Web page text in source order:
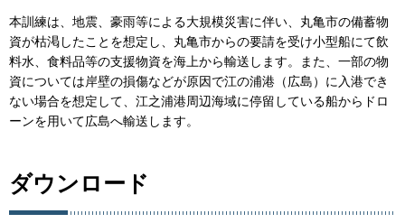
本訓練は、地震、豪雨等による大規模災害に伴い、丸亀市の備蓄物
資が枯渇したことを想定し、丸亀市からの要請を受け小型船にて飲
料水、食料品等の支援物資を海上から輸送します。また、一部の物
資については岸壁の損傷などが原因で江の浦港（広島）に入港でき
ない場合を想定して、江之浦港周辺海域に停留している船からドロ
ーンを用いて広島へ輸送します。
ダウンロード